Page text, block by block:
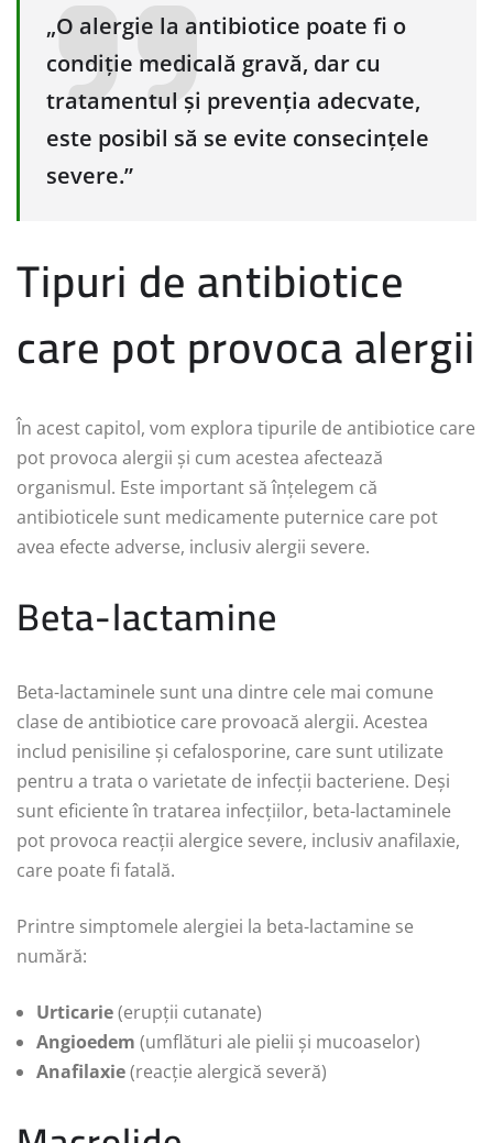
„O alergie la antibiotice poate fi o
condiție medicală gravă, dar cu
tratamentul și prevenția adecvate,
este posibil să se evite consecințele
severe.”
Tipuri de antibiotice
care pot provoca alergii
În acest capitol, vom explora tipurile de antibiotice care
pot provoca alergii și cum acestea afectează
organismul. Este important să înțelegem că
antibioticele sunt medicamente puternice care pot
avea efecte adverse, inclusiv alergii severe.
Beta-lactamine
Beta-lactaminele sunt una dintre cele mai comune
clase de antibiotice care provoacă alergii. Acestea
includ penisiline și cefalosporine, care sunt utilizate
pentru a trata o varietate de infecții bacteriene. Deși
sunt eficiente în tratarea infecțiilor, beta-lactaminele
pot provoca reacții alergice severe, inclusiv anafilaxie,
care poate fi fatală.
Printre simptomele alergiei la beta-lactamine se
numără:
Urticarie(erupții cutanate)
Angioedem (umflături ale pielii și mucoaselor)
Anafilaxie(reacție alergică severă)